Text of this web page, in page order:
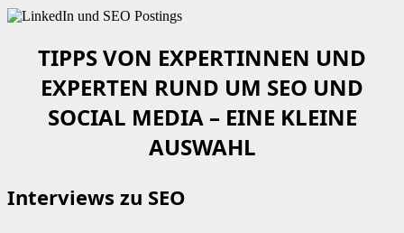
TIPPS VON EXPERTINNEN UND
EXPERTEN RUND UM SEO UND
SOCIAL MEDIA – EINE KLEINE
AUSWAHL
Interviews zu SEO